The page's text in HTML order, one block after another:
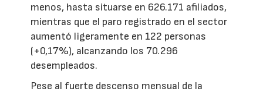
menos, hasta situarse en 626.171 afiliados,
mientras que el paro registrado en el sector
aumentó ligeramente en 122 personas
(+0,17%), alcanzando los 70.296
desempleados.
Pese al fuerte descenso mensual de la